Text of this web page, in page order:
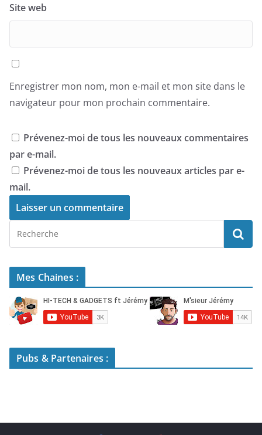
Site web
Enregistrer mon nom, mon e-mail et mon site dans le
navigateur pour mon prochain commentaire.
Prévenez-moi de tous les nouveaux commentaires
par e-mail.
Prévenez-moi de tous les nouveaux articles par e-
mail.
Mes Chaines :
Pubs & Partenaires :